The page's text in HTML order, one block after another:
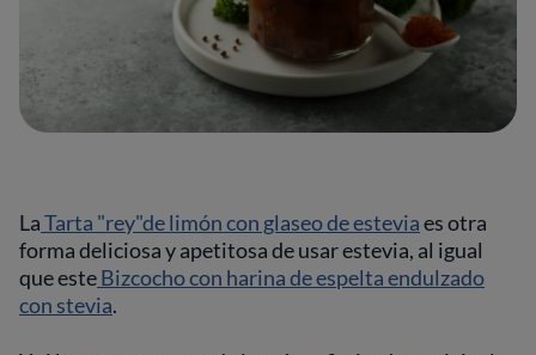
LaTarta "rey"de limón con glaseo de esteviaes otra
forma deliciosa y apetitosa de usar estevia, al igual
que esteBizcocho con harina de espelta endulzado
con stevia.